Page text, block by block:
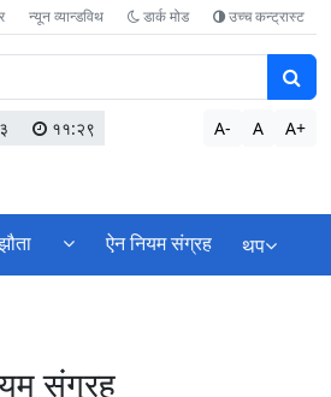
न्यून व्यान्डविथ डार्क मोड उच्च कन्ट्रास्ट
११:२९ A- A A+
ऐन नियम संग्रह थप
संग्रह